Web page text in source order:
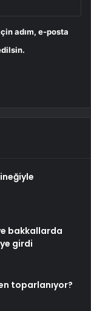
adım, e-posta
bakkallarda
girdi
toparlanıyor?